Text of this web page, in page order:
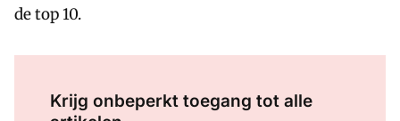
de top 10.
Krijg onbeperkt toegang tot alle